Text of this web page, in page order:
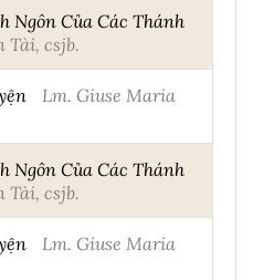
Ngôn Của Các Thánh
Tài, csjb.
Lm. Giuse Maria
Ngôn Của Các Thánh
Tài, csjb.
Lm. Giuse Maria